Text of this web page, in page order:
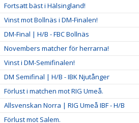
Fortsatt bäst i Hälsingland!
Vinst mot Bollnäs i DM-Finalen!
DM-Final | H/B - FBC Bollnäs
Novembers matcher för herrarna!
Vinst i DM-Semifinalen!
DM Semifinal | H/B - IBK Njutånger
Förlust i matchen mot RIG Umeå.
Allsvenskan Norra | RIG Umeå IBF - H/B
Förlust mot Salem.